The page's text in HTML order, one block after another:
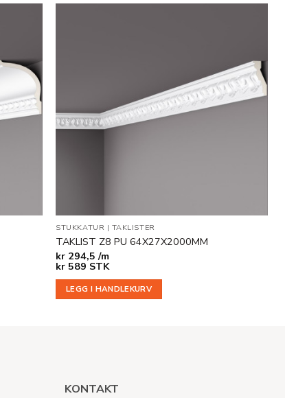
i
ønskeliste
i
ønskeliste
STUKKATUR | TAKLISTER
TAKLIST Z8 PU 64X27X2000MM
kr 294,5 /m
kr 589 STK
LEGG I HANDLEKURV
KONTAKT